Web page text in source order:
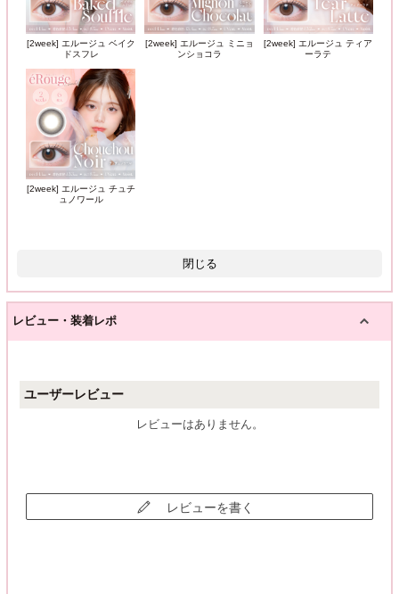
[2week] エルージュ ベイク
ドスフレ
[2week] エルージュ ミニョ
ンショコラ
[2week] エルージュ ティア
ーラテ
[2week] エルージュ チュチ
ュノワール
閉じる
レビュー・装着レポ
ユーザーレビュー
レビューはありません。
レビューを書く